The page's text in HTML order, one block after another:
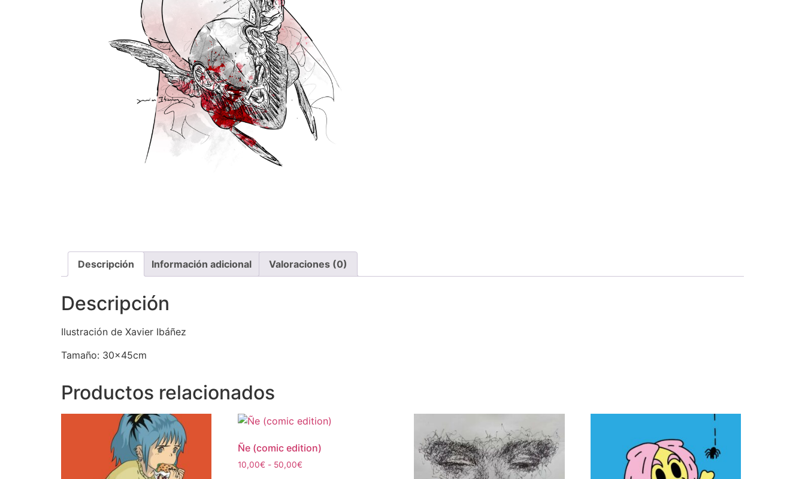
Descripción Información adicional Valoraciones (0)
Descripción
Ilustración de Xavier Ibáñez
Tamaño: 30x45cm
Productos relacionados
Ñe (comic edition)
10,00€ - 50,00€Rango